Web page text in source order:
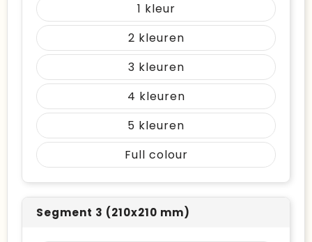
1
2
3
4
5
Full colour
Segment 3 (210x210 mm)